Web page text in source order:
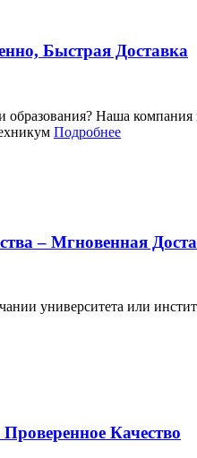
Быстрая Доставка
Наша компания
Подробнее
– Мгновенная
университета или
Качество